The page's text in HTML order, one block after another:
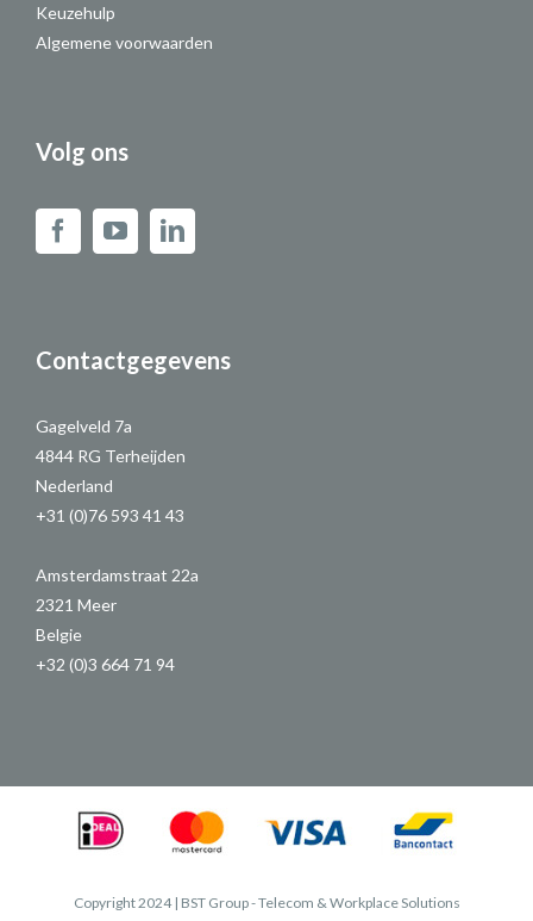
Keuzehulp
Algemene voorwaarden
Volg ons
Contactgegevens
Gagelveld 7a
4844 RG Terheijden
Nederland
+31 (0)76 593 41 43
Amsterdamstraat 22a
2321 Meer
Belgie
+32 (0)3 664 71 94
Copyright 2024 | BST Group - Telecom & Workplace Solutions